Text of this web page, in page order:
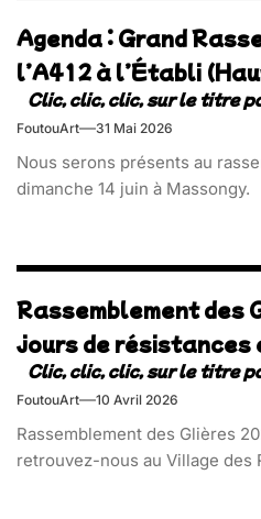
Agenda : Grand
l’A412 à l’Établi
FoutouArt 31 Mai 2026
Nous serons présents au
dimanche 14 juin à Massongy.
Rassemblement des
jours de résistances
FoutouArt 10 Avril 2026
Rassemblement des Glières
retrouvez-nous au Village des